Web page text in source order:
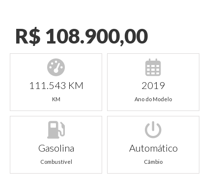
R$ 108.900,00
111.543 KM
KM
2019
Ano do Modelo
Gasolina
Combustível
Automático
Câmbio